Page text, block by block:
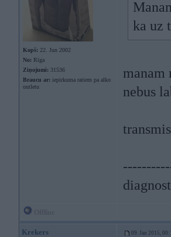
Kopš: 22. Jun 2002
No: Rīga
Ziņojumi: 31536
Braucu ar: iepirkuma ratiem pa alko
outletu
ka uz
manam
nebus
Krekers 09. Jan 2015,